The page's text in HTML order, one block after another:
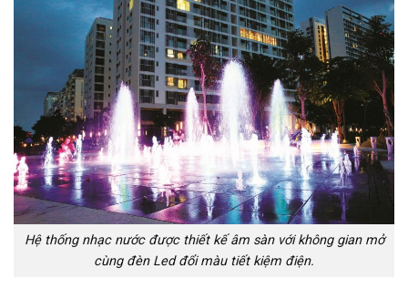
Hệ thống nhạc nước được thiết kế âm sàn với không gian mở
cùng đèn Led đổi màu tiết kiệm điện.